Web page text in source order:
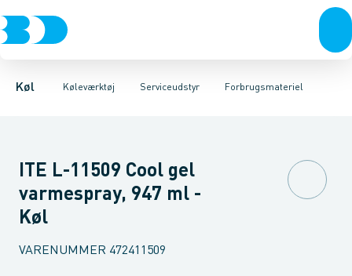
Køl Køleværktøj
KompressorerKondenseringsaggregaterFordampere
Serviceudstyr
Måleinstrumenter ServiceudstyrVærktøjForbrugsmateriel
LæksøgningMagnetisk udstyrReduktionsventilerRengøring
ITE L-11509 Cool gel
varmespray, 947 ml -
Køl
VARENUMMER 472411509